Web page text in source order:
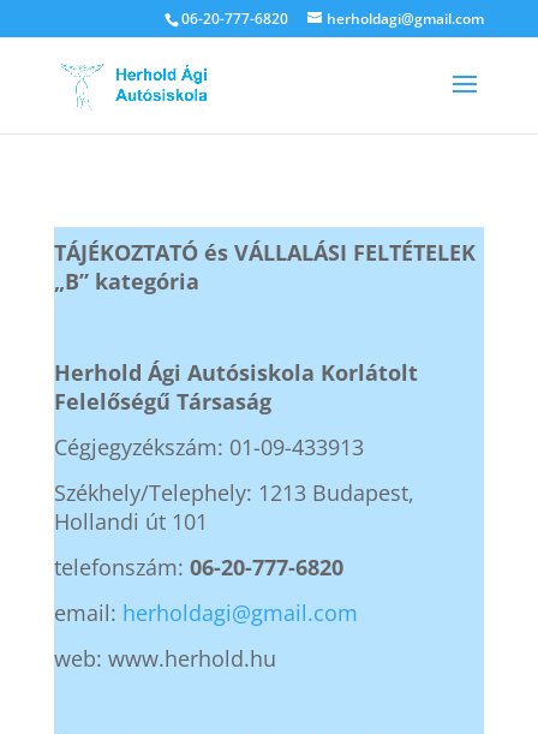
06-20-777-6820 herholdagi@gmail.com
TÁJÉKOZTATÓ és VÁLLALÁSI FELTÉTELEK
„B” kategória
Herhold Ági Autósiskola Korlátolt
Felelőségű Társaság
Cégjegyzékszám: 01-09-433913
Székhely/Telephely: 1213 Budapest,
Hollandi út 101
telefonszám: 06-20-777-6820
email: herholdagi@gmail.com
web: www.herhold.hu